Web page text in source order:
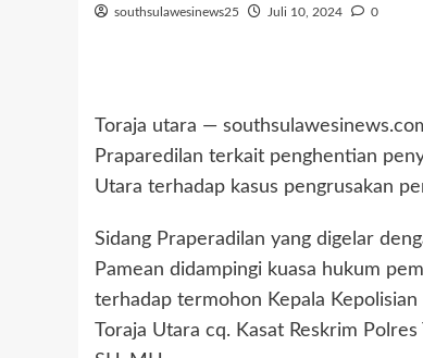
southsulawesinews25 Juli 10, 2024 0
Toraja utara —
Praparedilan terkait penghentian
Utara terhadap kasus pengrusakan
Sidang Praperadilan yang digelar
Pamean didampingi kuasa hukum
terhadap termohon Kepala
Toraja Utara cq. Kasat Reskrim